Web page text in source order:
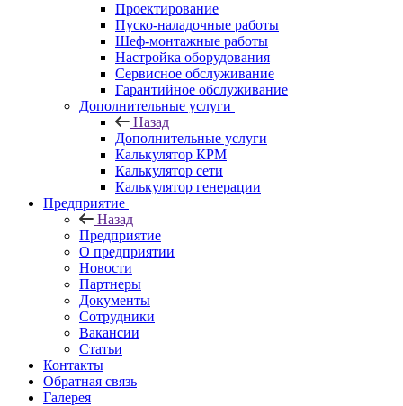
Проектирование
Пуско-наладочные работы
Шеф-монтажные работы
Настройка оборудования
Сервисное обслуживание
Гарантийное обслуживание
Дополнительные услуги
Назад
Дополнительные услуги
Калькулятор КРМ
Калькулятор сети
Калькулятор генерации
Предприятие
Назад
Предприятие
О предприятии
Новости
Партнеры
Документы
Сотрудники
Вакансии
Статьи
Контакты
Обратная связь
Галерея